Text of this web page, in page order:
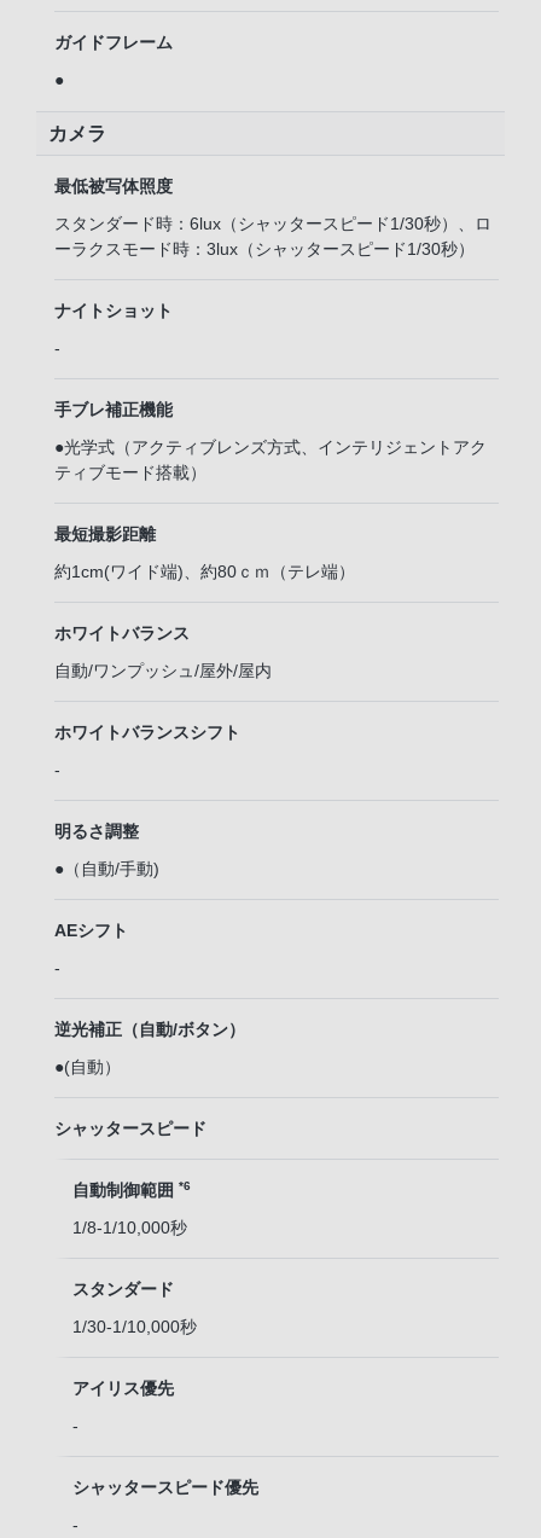
ガイドフレーム
●
カメラ
最低被写体照度
スタンダード時：6lux（シャッタースピード1/30秒）、ロ
ーラクスモード時：3lux（シャッタースピード1/30秒）
ナイトショット
-
手ブレ補正機能
●光学式（アクティブレンズ方式、インテリジェントアク
ティブモード搭載）
最短撮影距離
約1cm(ワイド端)、約80ｃｍ（テレ端）
ホワイトバランス
自動/ワンプッシュ/屋外/屋内
ホワイトバランスシフト
-
明るさ調整
●（自動/手動)
AEシフト
-
逆光補正（自動/ボタン）
●(自動）
シャッタースピード
自動制御範囲 *6
1/8-1/10,000秒
スタンダード
1/30-1/10,000秒
アイリス優先
-
シャッタースピード優先
-